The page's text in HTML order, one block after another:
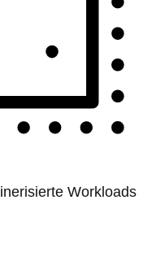
Workloads